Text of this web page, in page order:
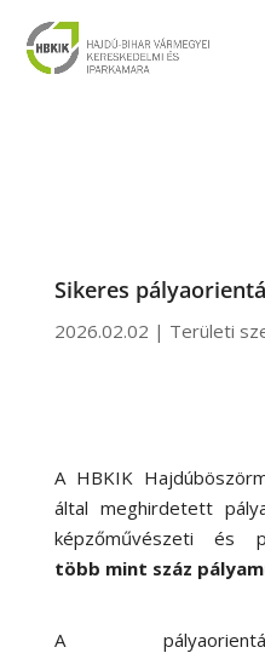
Sikeres
2026.02.02 | Területi
A HBKIK
által meghirdetett
képzőművészeti és
több mint száz
A